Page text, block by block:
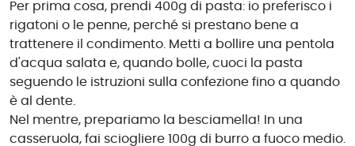
Per prima cosa, prendi 400g di pasta: io preferisco i
rigatoni o le penne, perché si prestano bene a
trattenere il condimento. Metti a bollire una pentola
d'acqua salata e, quando bolle, cuoci la pasta
seguendo le istruzioni sulla confezione fino a quando
è al dente.
Nel mentre, prepariamo la besciamella! In una
casseruola, fai sciogliere 100g di burro a fuoco medio.